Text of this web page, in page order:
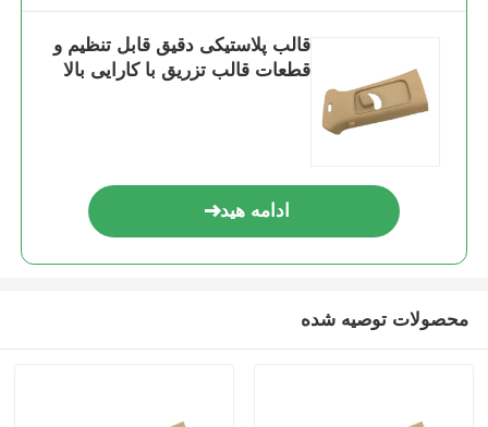
قالب گیری تزریقی Overmolding
اجزای قالب پلاستیکی
قالب پلاستیکی دقیق قابل تنظیم و
قطعات قالب تزریق با کارایی بالا
ادامه هید
محصولات توصیه شده